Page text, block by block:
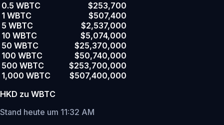
0.5 WBTC
$253,700
1 WBTC
$507,400
5 WBTC
$2,537,000
10 WBTC
$5,074,000
50 WBTC
$25,370,000
100 WBTC
$50,740,000
500 WBTC
$253,700,000
1,000 WBTC
$507,400,000
HKD zu WBTC
Stand heute um 11:32 AM